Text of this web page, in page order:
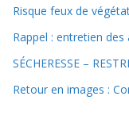
Risque feux de
Rappel : entretien des
SÉCHERESSE –
Retour en images :